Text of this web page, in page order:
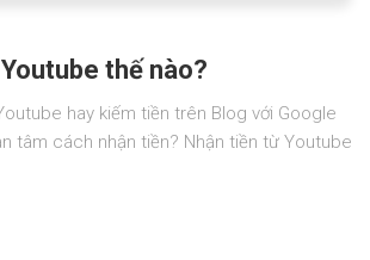
thế nào?
hay kiếm tiền trên Blog với Google
tâm cách nhận tiền? Nhận tiền từ Youtube